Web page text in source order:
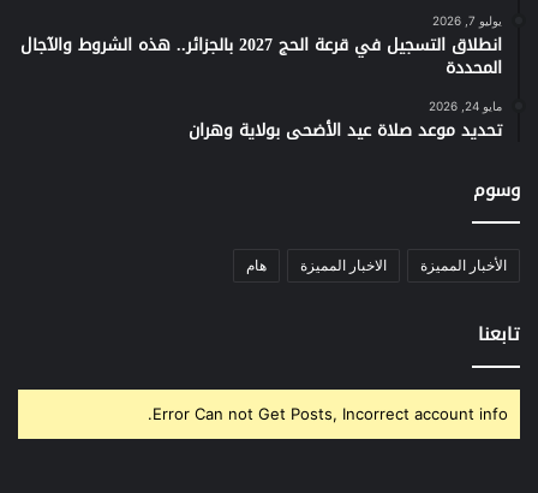
يوليو 7, 2026
انطلاق التسجيل في قرعة الحج 2027 بالجزائر.. هذه الشروط والآجال
المحددة
مايو 24, 2026
تحديد موعد صلاة عيد الأضحى بولاية وهران
وسوم
الأخبار المميزة الاخبار المميزة هام
تابعنا
Error Can not Get Posts, Incorrect account info.